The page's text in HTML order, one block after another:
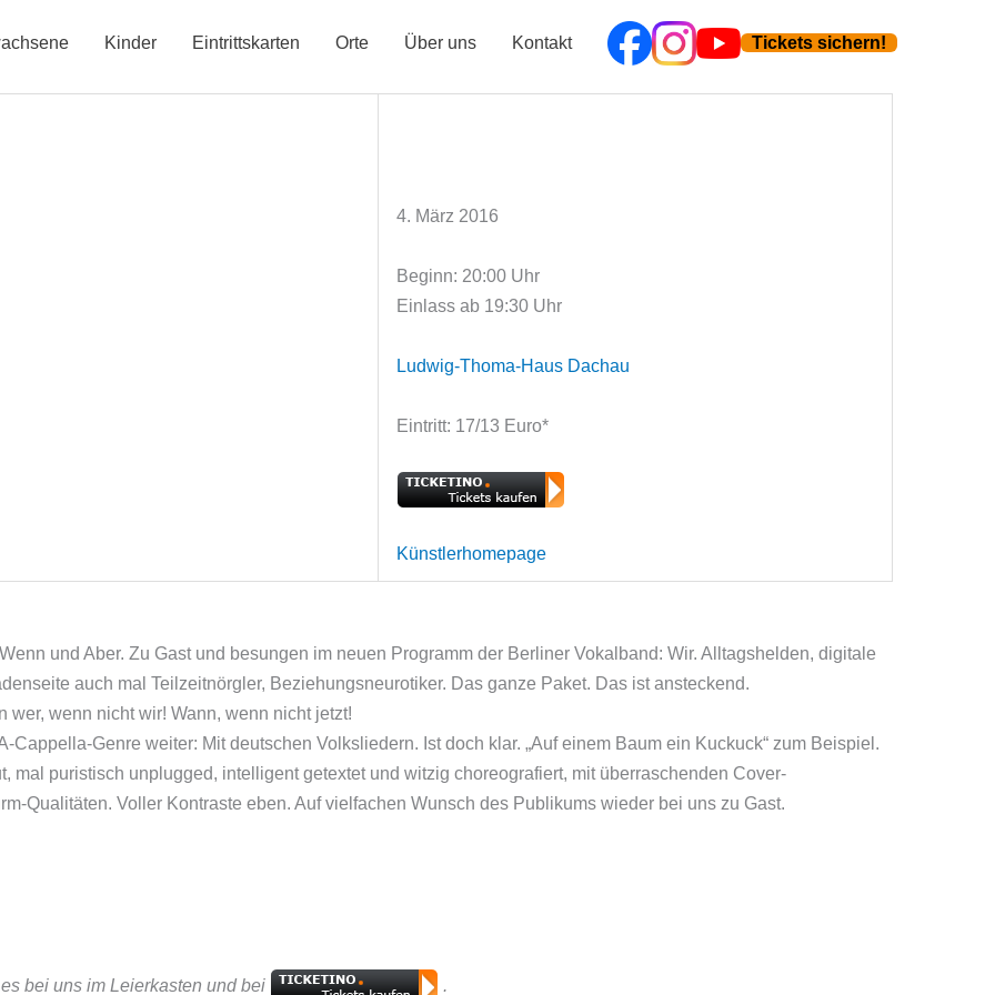
Kinder Eintrittskarten Orte Über uns Kontakt Tickets sichern!
4. März 2016
Beginn: 20:00 Uhr
Einlass ab 19:30 Uhr
Ludwig-Thoma-Haus Dachau
Eintritt: 17/13 Euro*
Künstlerhomepage
und Aber. Zu Gast und besungen im neuen Programm der Berliner Vokalband: Wir. Alltagshelden, digitale
auch mal Teilzeitnörgler, Beziehungsneurotiker. Das ganze Paket. Das ist ansteckend.
wenn nicht wir! Wann, wenn nicht jetzt!
Genre weiter: Mit deutschen Volksliedern. Ist doch klar. „Auf einem Baum ein Kuckuck“ zum Beispiel.
mal puristisch unplugged, intelligent getextet und witzig choreografiert, mit überraschenden Cover-
Qualitäten. Voller Kontraste eben. Auf vielfachen Wunsch des Publikums wieder bei uns zu Gast.
bei uns im Leierkasten und bei .